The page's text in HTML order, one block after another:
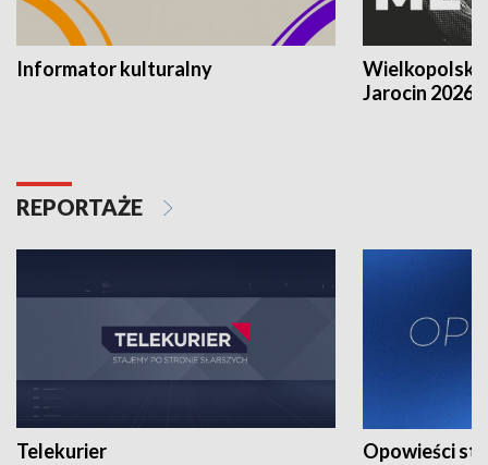
Informator kulturalny
Jarocin 2026
REPORTAŻE
Telekurier Opowieści